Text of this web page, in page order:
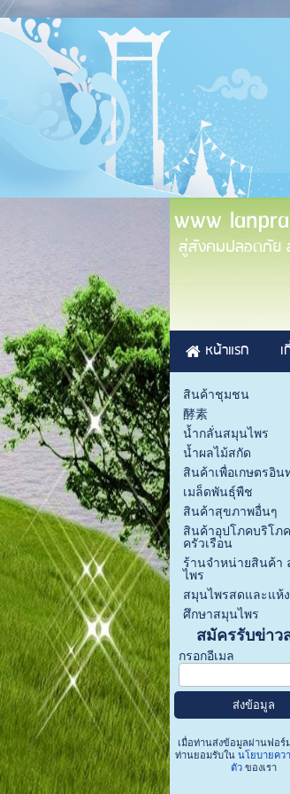
www
สู่สังคมปลอดภัย ส
หน้าแรก
สินค้าชุมชน
酵素
น้ำกลั่นสมุนไพร
น้ำผลไม้สกัด
สินค้าเพื่อเกษตรอิน
เมล็ดพันธุ์พืช
สินค้าสุขภาพอื่นๆ
สินค้าอุปโภคบริโภ
ครัวเรือน
ร้านจำหน่ายสินค้า
ไพร
สมุนไพรสดและแห้ง
ศึกษาสมุนไพร
สมัครรับข่าว
กรอกอีเมล
เมื่อท่านส่งข้อมูลผ่านฟอร์
ท่านยอมรับในนโยบายคว
ตัว ของเรา